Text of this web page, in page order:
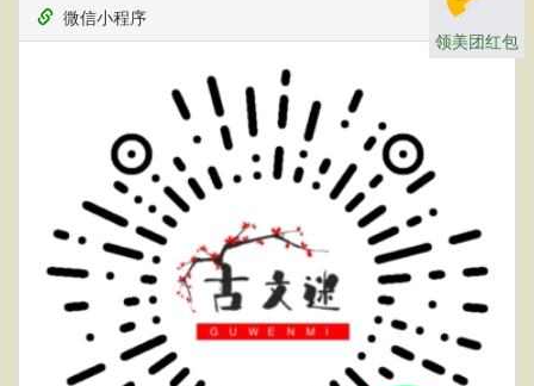
微信小程序
领美团红包